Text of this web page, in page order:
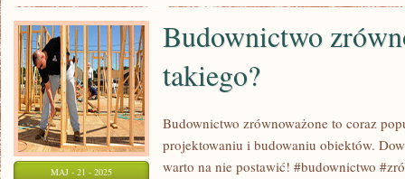
MAJ - 21 - 2025
Budownictwo
takiego?
Budownictwo zrównoważone to coraz
projektowaniu i budowaniu obiektów.
warto na nie postawić! #budownictwo